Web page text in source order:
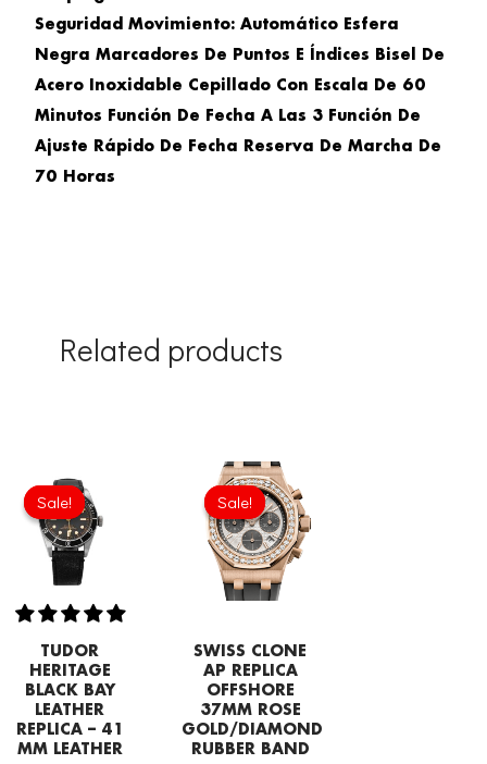
Seguridad Movimiento: Automático Esfera
Negra Marcadores De Puntos E Índices Bisel De
Acero Inoxidable Cepillado Con Escala De 60
Minutos Función De Fecha A Las 3 Función De
Ajuste Rápido De Fecha Reserva De Marcha De
70 Horas
Related products
Sale!
Sale!
TUDOR
HERITAGE
BLACK BAY
LEATHER
REPLICA – 41
MM LEATHER
price
was:
£301.00.
Sale!
Sale!
SWISS CLONE
AP REPLICA
OFFSHORE
37MM ROSE
GOLD/DIAMOND
RUBBER BAND
Original
price
was:
£1,204.00.